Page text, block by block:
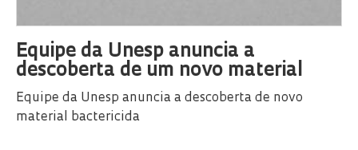
Equipe da Unesp anuncia a
descoberta de um novo material
Equipe da Unesp anuncia a descoberta de novo
material bactericida